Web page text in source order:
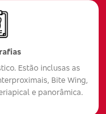
Estão inclusas as
Bite Wing,
e panorâmica.